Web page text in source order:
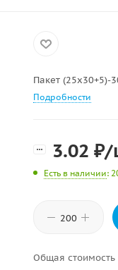
Пакет
Подробности
3.02 ₽/
Есть в наличии:
Общая стоимость